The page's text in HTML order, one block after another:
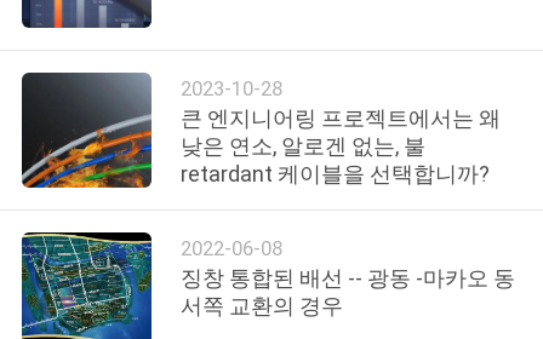
품
영
상
우
2023-10-28
큰 엔지니어링 프로젝트에서는 왜
낮은 연소, 알로겐 없는, 불
retardant 케이블을 선택합니까?
2022-06-08
징창 통합된 배선 -- 광동 -마카오 동
서쪽 교환의 경우